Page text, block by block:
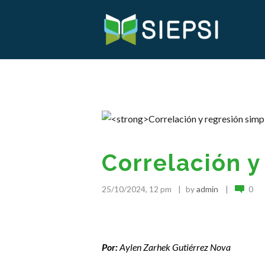
Correlación
25/10/2024, 12 pm byadmin 0
Por:Aylen Zarhek Gutiérrez Nova